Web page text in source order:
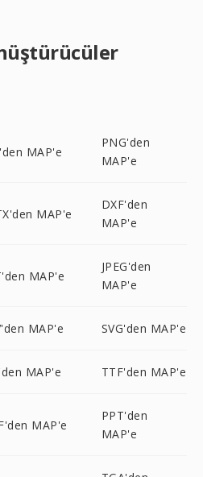
MAP'e
PNG'den
MAP'e
MAP'e
DXF'den
MAP'e
MAP'e
JPEG'den
MAP'e
MAP'e SVG'den MAP'e
MAP'e TTF'den MAP'e
MAP'e
PPT'den
MAP'e